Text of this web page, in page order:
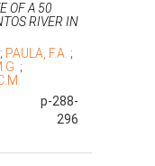
OF A 50
RIVER IN
; PAULA, F.A. ;
;
p-288-
296